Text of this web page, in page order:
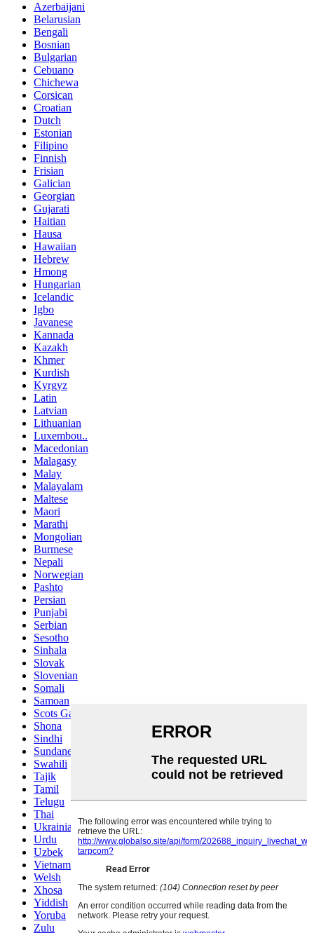
Azerbaijani
Belarusian
Bengali
Bosnian
Bulgarian
Cebuano
Chichewa
Corsican
Croatian
Dutch
Estonian
Filipino
Finnish
Frisian
Galician
Georgian
Gujarati
Haitian
Hausa
Hawaiian
Hebrew
Hmong
Hungarian
Icelandic
Igbo
Javanese
Kannada
Kazakh
Khmer
Kurdish
Kyrgyz
Latin
Latvian
Lithuanian
Luxembou..
Macedonian
Malagasy
Malay
Malayalam
Maltese
Maori
Marathi
Mongolian
Burmese
Nepali
Norwegian
Pashto
Persian
Punjabi
Serbian
Sesotho
Sinhala
Slovak
Slovenian
Somali
Samoan
Scots Gaelic
Shona
Sindhi
Sundanese
Swahili
Tajik
Tamil
Telugu
Thai
Ukrainian
Urdu
Uzbek
Vietnamese
Welsh
Xhosa
Yiddish
Yoruba
Zulu